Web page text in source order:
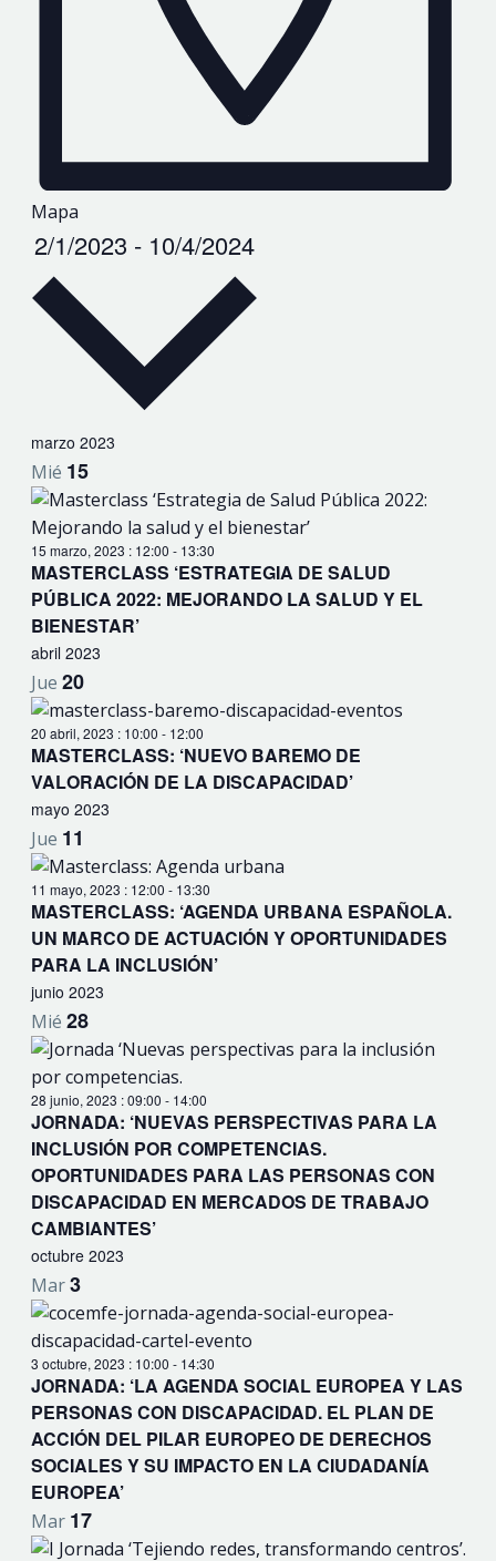
Mapa
2/1/2023 - 10/4/2024
marzo 2023
Mié 15
15 marzo, 2023 : 12:00 - 13:30
MASTERCLASS ‘ESTRATEGIA DE SALUD
PÚBLICA 2022: MEJORANDO LA SALUD Y EL
BIENESTAR’
abril 2023
Jue 20
20 abril, 2023 : 10:00 - 12:00
MASTERCLASS: ‘NUEVO BAREMO DE
VALORACIÓN DE LA DISCAPACIDAD’
mayo 2023
Jue 11
11 mayo, 2023 : 12:00 - 13:30
MASTERCLASS: ‘AGENDA URBANA ESPAÑOLA.
UN MARCO DE ACTUACIÓN Y OPORTUNIDADES
PARA LA INCLUSIÓN’
junio 2023
Mié 28
28 junio, 2023 : 09:00 - 14:00
JORNADA: ‘NUEVAS PERSPECTIVAS PARA LA
INCLUSIÓN POR COMPETENCIAS.
OPORTUNIDADES PARA LAS PERSONAS CON
DISCAPACIDAD EN MERCADOS DE TRABAJO
CAMBIANTES’
octubre 2023
Mar3
3 octubre, 2023 : 10:00 - 14:30
JORNADA: ‘LA AGENDA SOCIAL EUROPEA Y LAS
PERSONAS CON DISCAPACIDAD. EL PLAN DE
ACCIÓN DEL PILAR EUROPEO DE DERECHOS
SOCIALES Y SU IMPACTO EN LA CIUDADANÍA
EUROPEA’
Mar 17